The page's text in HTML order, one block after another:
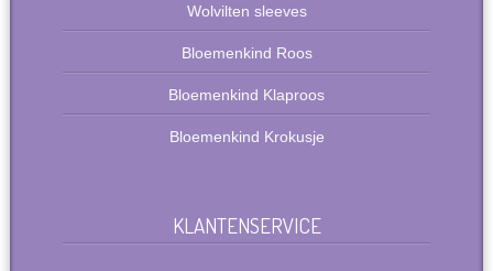
Wolvilten sleeves
Bloemenkind Roos
Bloemenkind Klaproos
Bloemenkind Krokusje
KLANTENSERVICE